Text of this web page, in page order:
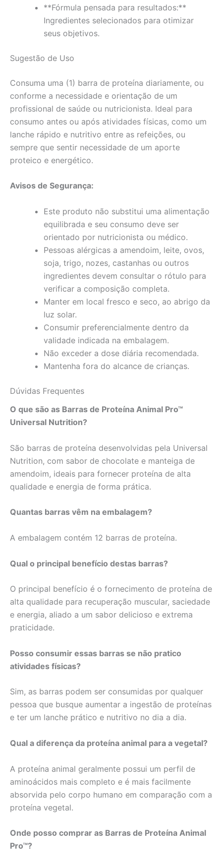
**Fórmula pensada para resultados:**
Ingredientes selecionados para otimizar
seus objetivos.
Sugestão de Uso
Consuma uma (1) barra de proteína diariamente, ou
conforme a necessidade e orientação de um
profissional de saúde ou nutricionista. Ideal para
consumo antes ou após atividades físicas, como um
lanche rápido e nutritivo entre as refeições, ou
sempre que sentir necessidade de um aporte
proteico e energético.
Avisos de Segurança:
Este produto não substitui uma alimentação
equilibrada e seu consumo deve ser
orientado por nutricionista ou médico.
Pessoas alérgicas a amendoim, leite, ovos,
soja, trigo, nozes, castanhas ou outros
ingredientes devem consultar o rótulo para
verificar a composição completa.
Manter em local fresco e seco, ao abrigo da
luz solar.
Consumir preferencialmente dentro da
validade indicada na embalagem.
Não exceder a dose diária recomendada.
Mantenha fora do alcance de crianças.
Dúvidas Frequentes
O que são as Barras de Proteína Animal Pro™
Universal Nutrition?
São barras de proteína desenvolvidas pela Universal
Nutrition, com sabor de chocolate e manteiga de
amendoim, ideais para fornecer proteína de alta
qualidade e energia de forma prática.
Quantas barras vêm na embalagem?
A embalagem contém 12 barras de proteína.
Qual o principal benefício destas barras?
O principal benefício é o fornecimento de proteína de
alta qualidade para recuperação muscular, saciedade
e energia, aliado a um sabor delicioso e extrema
praticidade.
Posso consumir essas barras se não pratico
atividades físicas?
Sim, as barras podem ser consumidas por qualquer
pessoa que busque aumentar a ingestão de proteínas
e ter um lanche prático e nutritivo no dia a dia.
Qual a diferença da proteína animal para a vegetal?
A proteína animal geralmente possui um perfil de
aminoácidos mais completo e é mais facilmente
absorvida pelo corpo humano em comparação com a
proteína vegetal.
Onde posso comprar as Barras de Proteína Animal
Pro™?